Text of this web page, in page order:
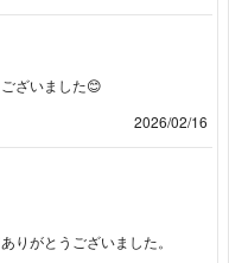
ざいました😊
2026/02/16
りがとうございました。